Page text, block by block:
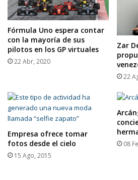
Fórmula Uno espera contar
con la mayoría de sus
pilotos en los GP virtuales
22 Abr, 2020
Zar
22
Empresa ofrece tomar
fotos desde el cielo
15 Ago, 2015
08